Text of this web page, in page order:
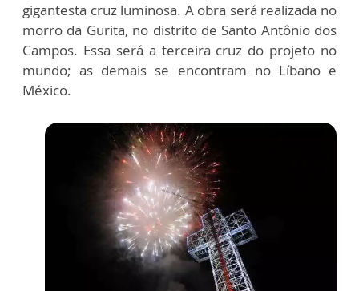
gigantesta cruz luminosa. A obra será realizada no
morro da Gurita, no distrito de Santo Antônio dos
Campos. Essa será a terceira cruz do projeto no
mundo; as demais se encontram no Líbano e
México.